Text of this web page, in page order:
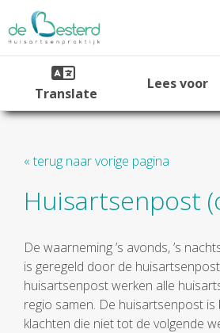
Translate
Lees voor
« terug naar vorige pagina
Huisartsenpost
De waarneming ’s avonds, ’s
is geregeld door de
huisartsenpost werken alle
regio samen. De huisartsenpost
klachten die niet tot de volgende